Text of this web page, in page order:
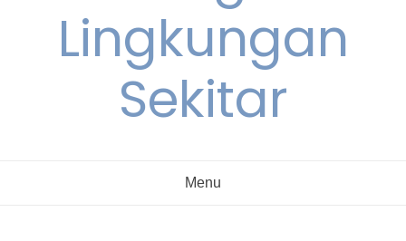
Lingkungan
Sekitar
Menu